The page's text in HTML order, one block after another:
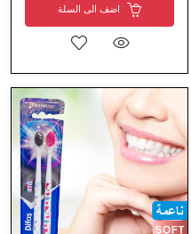
اضف الى السلة